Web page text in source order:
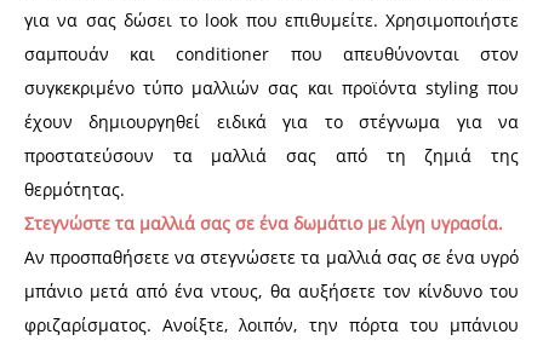
για να σας δώσει το look που επιθυμείτε. Χρησιμοποιήστε
σαμπουάν και conditioner που απευθύνονται στον
συγκεκριμένο τύπο μαλλιών σας και προϊόντα styling που
έχουν δημιουργηθεί ειδικά για το στέγνωμα για να
προστατεύσουν τα μαλλιά σας από τη ζημιά της
θερμότητας.
Στεγνώστε τα μαλλιά σας σε ένα δωμάτιο με λίγη υγρασία.
Αν προσπαθήσετε να στεγνώσετε τα μαλλιά σας σε ένα υγρό
μπάνιο μετά από ένα ντους, θα αυξήσετε τον κίνδυνο του
φριζαρίσματος. Ανοίξτε, λοιπόν, την πόρτα του μπάνιου